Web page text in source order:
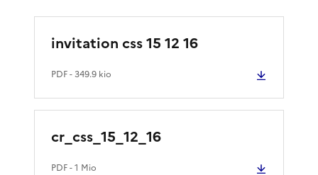
invitation css 15 12 16
PDF- 349.9 kio
cr_css_15_12_16
PDF- 1 Mio